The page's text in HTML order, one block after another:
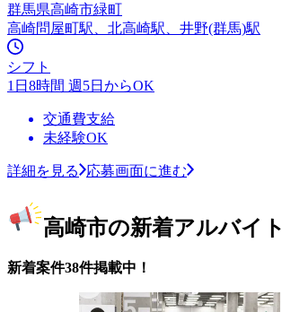
群馬県高崎市緑町
高崎問屋町駅、北高崎駅、井野(群馬)駅
シフト
1日8時間 週5日からOK
交通費支給
未経験OK
詳細を見る 応募画面に進む
高崎市の新着アルバイト
新着案件38件掲載中！